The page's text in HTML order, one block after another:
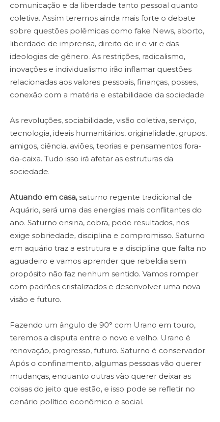
comunicação e da liberdade tanto pessoal quanto
coletiva. Assim teremos ainda mais forte o debate
sobre questões polêmicas como fake News, aborto,
liberdade de imprensa, direito de ir e vir e das
ideologias de gênero. As restrições, radicalismo,
inovações e individualismo irão inflamar questões
relacionadas aos valores pessoais, finanças, posses,
conexão com a matéria e estabilidade da sociedade.
As revoluções, sociabilidade, visão coletiva, serviço,
tecnologia, ideais humanitários, originalidade, grupos,
amigos, ciência, aviões, teorias e pensamentos fora-
da-caixa. Tudo isso irá afetar as estruturas da
sociedade.
Atuando em casa,saturno regente tradicional de
Aquário, será uma das energias mais conflitantes do
ano. Saturno ensina, cobra, pede resultados, nos
exige sobriedade, disciplina e compromisso. Saturno
em aquário traz a estrutura e a disciplina que falta no
aguadeiro e vamos aprender que rebeldia sem
propósito não faz nenhum sentido. Vamos romper
com padrões cristalizados e desenvolver uma nova
visão e futuro.
Fazendo um ângulo de 90° com Urano em touro,
teremos a disputa entre o novo e velho. Urano é
renovação, progresso, futuro. Saturno é conservador.
Após o confinamento, algumas pessoas vão querer
mudanças, enquanto outras vão querer deixar as
coisas do jeito que estão, e isso pode se refletir no
cenário político econômico e social.